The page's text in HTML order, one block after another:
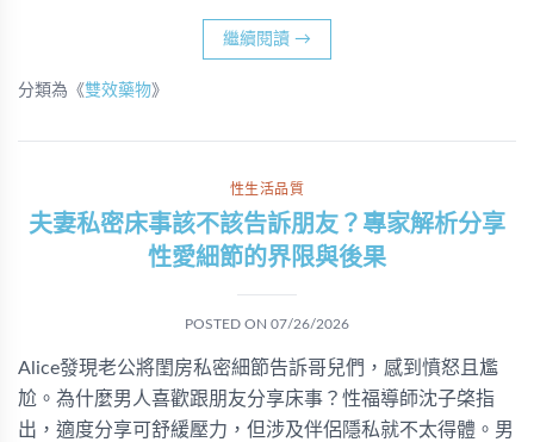
繼續閱讀 →
分類為《雙效藥物》
性生活品質
夫妻私密床事該不該告訴朋友？專家解析分享
性愛細節的界限與後果
POSTED ON 07/26/2026
Alice發現老公將閨房私密細節告訴哥兒們，感到憤怒且尷
尬。為什麼男人喜歡跟朋友分享床事？性福導師沈子棨指
出，適度分享可舒緩壓力，但涉及伴侶隱私就不太得體。男